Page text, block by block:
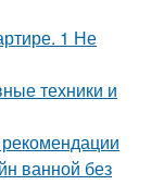
1 Не
техники и
ванной без